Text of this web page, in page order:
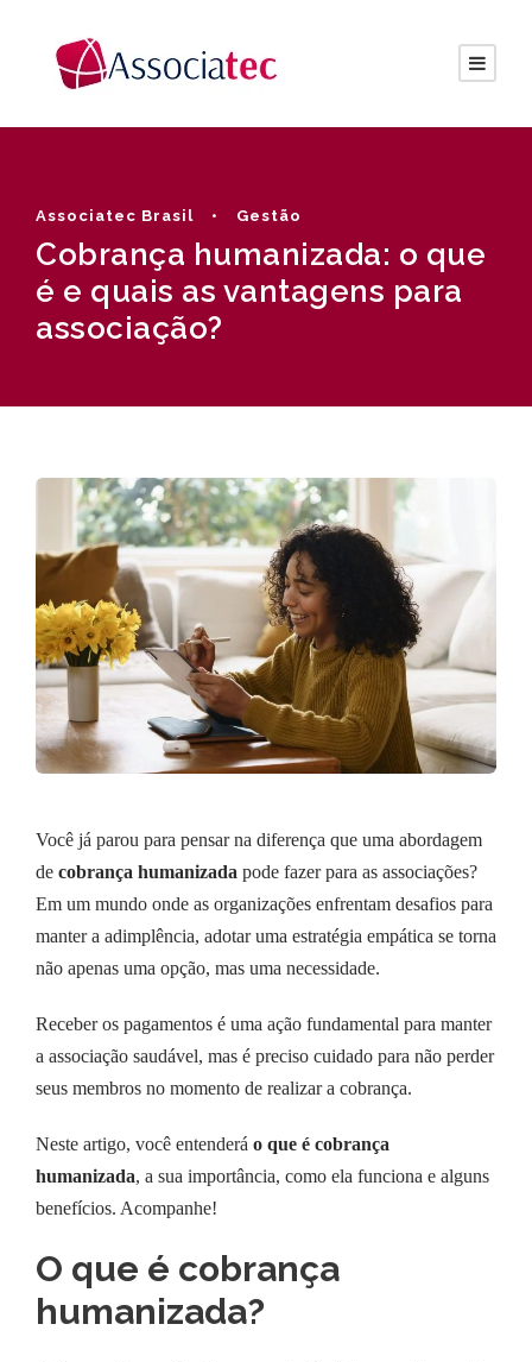
Associatec Brasil • Gestão
Cobrança humanizada: o que
é e quais as vantagens para
associação?
Você já parou para pensar na diferença que uma abordagem
de cobrança humanizada pode fazer para as associações?
Em um mundo onde as organizações enfrentam desafios para
manter a adimplência, adotar uma estratégia empática se torna
não apenas uma opção, mas uma necessidade.
Receber os pagamentos é uma ação fundamental para manter
a associação saudável, mas é preciso cuidado para não perder
seus membros no momento de realizar a cobrança.
Neste artigo, você entenderá o que é cobrança
humanizada, a sua importância, como ela funciona e alguns
benefícios. Acompanhe!
O que é cobrança
humanizada?